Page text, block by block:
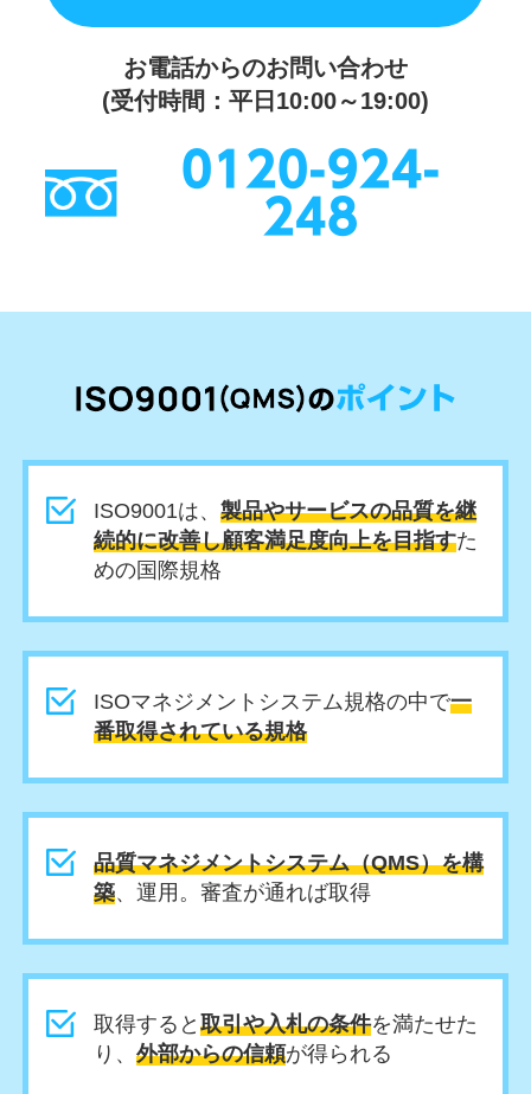
お電話からのお問い合わせ
(受付時間：平日10:00～19:00)
0120-924-
248
ISO9001は、 製品やサービスの品質を継
続的に改善し顧客満足度向上を目指すた
めの国際規格
ISOマネジメントシステム規格の中で一
番取得されている規格
品質マネジメントシステム（QMS）を構
築、運用。審査が通れば取得
取得すると 取引や入札の条件を満たせた
り、 外部からの信頼が得られる